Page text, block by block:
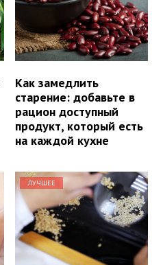
Как замедлить
старение: добавьте в
рацион доступный
продукт, который есть
на каждой кухне
ЛУЧШЕЕ